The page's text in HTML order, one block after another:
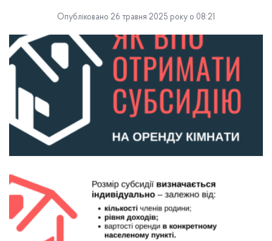
Опубліковано 26 травня 2025 року о 08:21